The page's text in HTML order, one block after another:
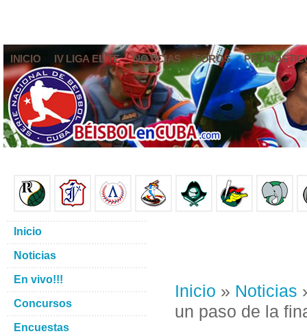
INICIO IV LIGA ELITE NOTICIAS FOROS
Inicio » Noticias
un paso de la
Inicio
Noticias
En vivo!!!
Concursos
Encuestas